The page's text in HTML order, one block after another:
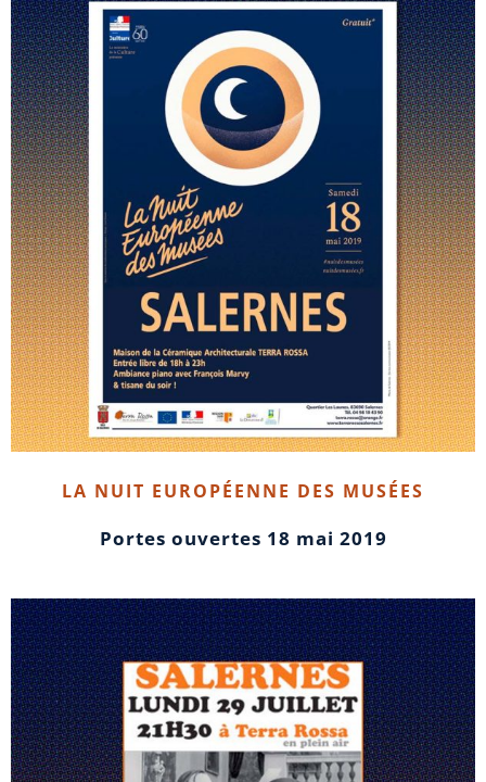
LA NUIT EUROPÉENNE DES MUSÉES
Portes ouvertes 18 mai 2019